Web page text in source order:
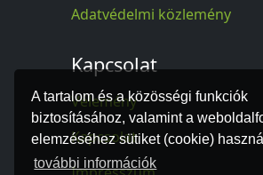
A tartalom és a közösségi funkciók
biztosításához, valamint a
elemzéséhez sütiket (cookie)
további információk
Adatvédelmi közlemény
Kapcsolat
Vélemény
Kapcsolat